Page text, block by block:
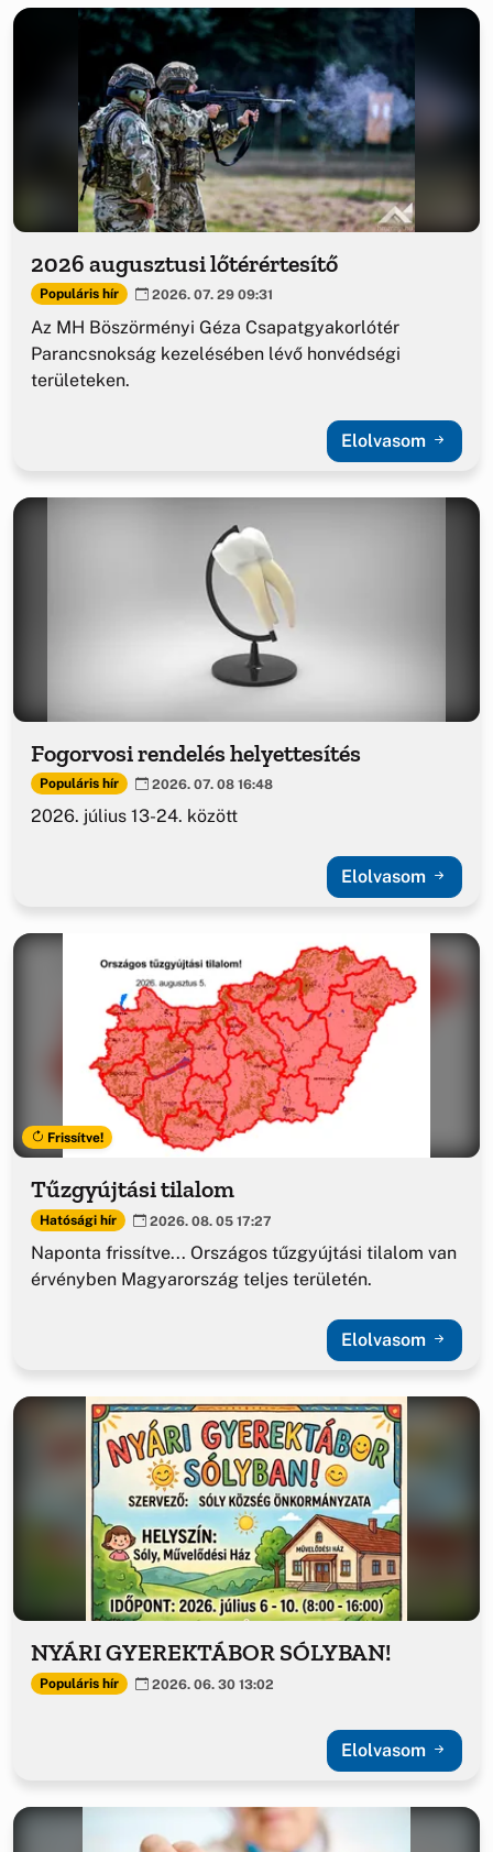
2026 augusztusi lőtérértesítő
Populáris hír 2026. 07. 29 09:31
Az MH Böszörményi Géza Csapatgyakorlótér
Parancsnokság kezelésében lévő honvédségi
területeken.
Elolvasom
Fogorvosi rendelés helyettesítés
Populáris hír 2026. 07. 08 16:48
2026. július 13-24. között
Elolvasom
Frissítve!
Tűzgyújtási tilalom
Hatósági hír 2026. 08. 05 17:27
Naponta frissítve... Országos tűzgyújtási tilalom van
érvényben Magyarország teljes területén.
Elolvasom
NYÁRI GYEREKTÁBOR SÓLYBAN!
Populáris hír 2026. 06. 30 13:02
Elolvasom